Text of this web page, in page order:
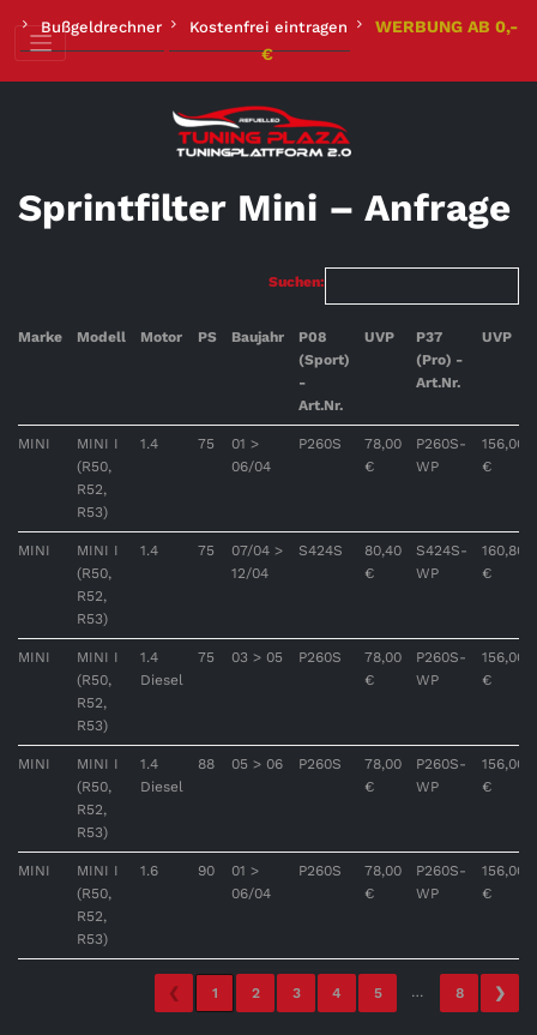
Inhalt
springen
Bußgeldrechner Kostenfrei eintragen
WERBUNG AB 0,-
€
Sprintfilter Mini – Anfrage
Suchen:
Marke Modell Motor PS Baujahr
P08
(Sport)
-
Art.Nr.
UVP
P37
(Pro) -
Art.Nr.
UVP
MINI
MINI I
(R50,
R52,
R53)
1.4 75
01 >
06/04
P260S
78,00
€
P260S-
WP
156,00
€
MINI
MINI I
(R50,
R52,
R53)
1.4 75
07/04 >
12/04
S424S
80,40
€
S424S-
WP
160,80
€
MINI
MINI I
(R50,
R52,
R53)
1.4
Diesel
75 03 > 05 P260S
78,00
€
P260S-
WP
156,00
€
MINI
MINI I
(R50,
R52,
R53)
1.4
Diesel
88 05 > 06 P260S
78,00
€
P260S-
WP
156,00
€
MINI
MINI I
(R50,
R52,
R53)
1.6 90
01 >
06/04
P260S
78,00
€
P260S-
WP
156,00
€
❮ 1 2 3 4 5 … 8 ❯